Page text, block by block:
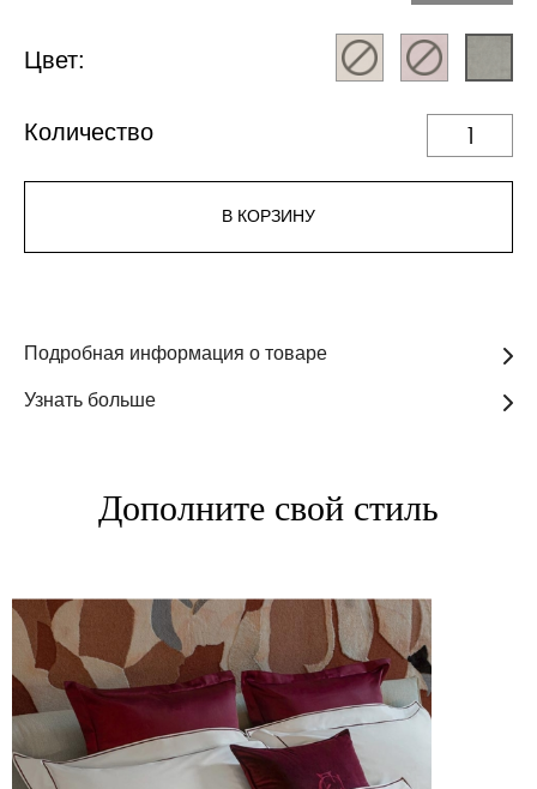
Цвет:
Количество
В КОРЗИНУ
Подробная информация о товаре
Узнать больше
Дополните свой стиль